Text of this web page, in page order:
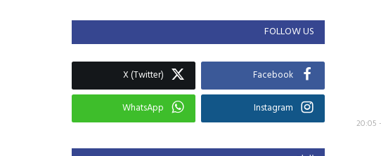
FOLLOW US
Facebook
X (Twitter)
Instagram
WhatsApp